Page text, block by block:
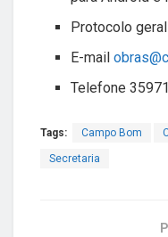
Protocolo
E-mail
Telefone
Tags: Campo Bom
Secretaria